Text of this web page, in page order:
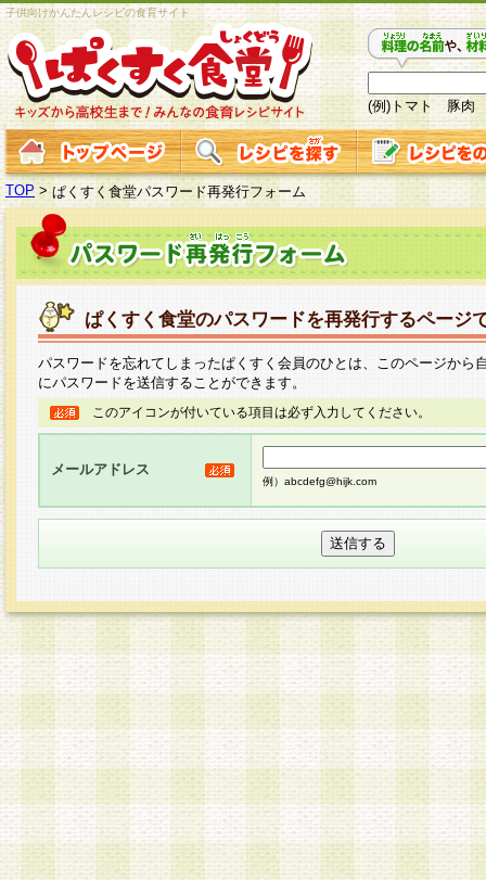
子供向けかんたんレシピの食育サイト
(例)トマト 豚肉
TOP > ぱくすく食堂パスワード再発行フォーム
ぱくすく食堂のパスワードを再発行するページ
パスワードを忘れてしまったぱくすく会員のひとは、このページから
にパスワードを送信することができます。
このアイコンが付いている項目は必ず入力してください。
メールアドレス
例）abcdefg@hijk.com